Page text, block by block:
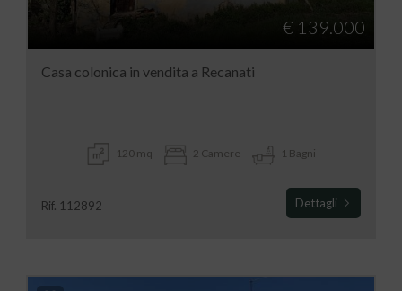
€ 139.000
Casa colonica in vendita a Recanati
120 mq 2 Camere 1 Bagni
Rif. 112892 Dettagli